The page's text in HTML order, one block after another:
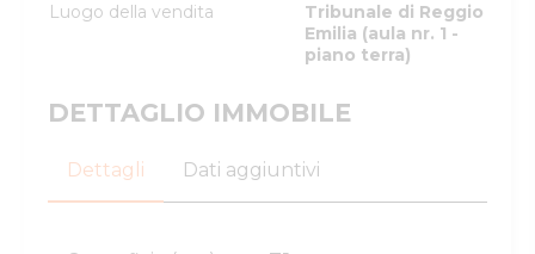
Luogo della vendita
Tribunale di Reggio
Emilia (aula nr. 1 -
piano terra)
DETTAGLIO IMMOBILE
Dettagli Dati aggiuntivi